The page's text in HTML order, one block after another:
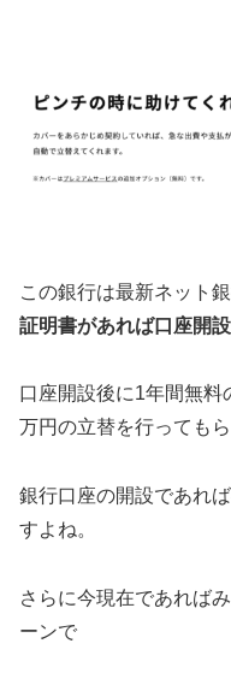
この銀行は最新ネット銀
証明書があれば口座開
口座開設後に1年間無
万円の立替を行ってもら
銀行口座の開設であれ
すよね。
さらに今現在であれば
ーンで